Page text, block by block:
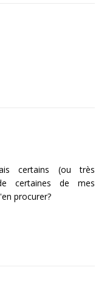
certains (ou très
certaines de mes
procurer?